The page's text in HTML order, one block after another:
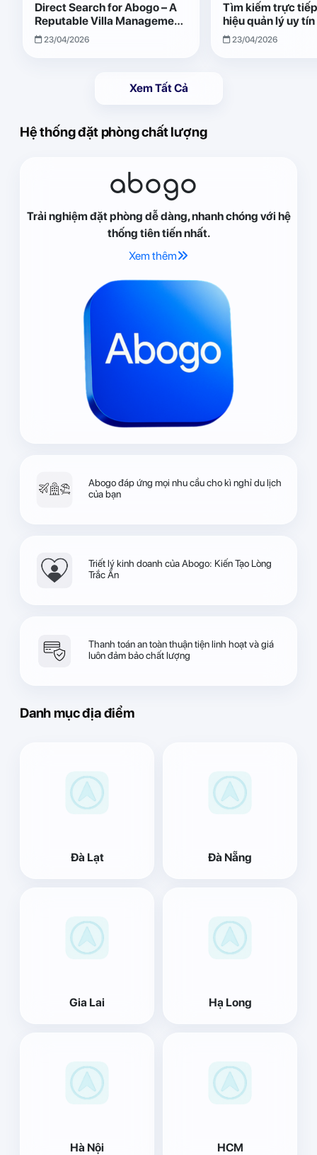
Direct Search for Abogo – A
Reputable Villa Management
Brand with Transparent and
Effective Operations
23/04/2026
Tìm kiếm trực
hiệu quản lý uy
Giải pháp vận
quả, minh bạch
23/04/2026
Xem Tất Cả
Hệ thống đặt phòng chất lượng
abogo
Trải nghiệm đặt phòng dễ dàng, nhanh chóng với hệ
thống tiên tiến nhất.
Xem thêm
Abogo đáp ứng mọi nhu cầu cho kì nghỉ du lịch
của bạn
Triết lý kinh doanh của Abogo: Kiến Tạo Lòng
Trắc Ẩn
Thanh toán an toàn thuận tiện linh hoạt và giá
luôn đảm bảo chất lượng
Danh mục địa điểm
Đà Lạt Đà Nẵng
Gia Lai Hạ Long
Hà Nội HCM